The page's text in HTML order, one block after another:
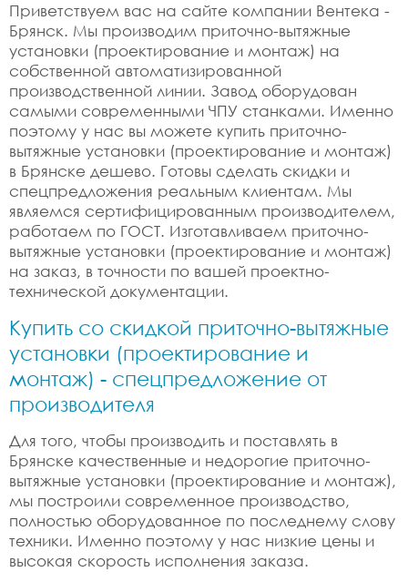
Приветствуем вас на сайте компании Вентека -
Брянск. Мы производим приточно-вытяжные
установки (проектирование и монтаж) на
собственной автоматизированной
производственной линии. Завод оборудован
самыми современными ЧПУ станками. Именно
поэтому у нас вы можете купить приточно-
вытяжные установки (проектирование и монтаж)
в Брянске дешево. Готовы сделать скидки и
спецпредложения реальным клиентам. Мы
являемся сертифицированным производителем,
работаем по ГОСТ. Изготавливаем приточно-
вытяжные установки (проектирование и монтаж)
на заказ, в точности по вашей проектно-
технической документации.
Купить со скидкой приточно-вытяжные
установки (проектирование и
монтаж) - спецпредложение от
производителя
Для того, чтобы производить и поставлять в
Брянске качественные и недорогие приточно-
вытяжные установки (проектирование и монтаж),
мы построили современное производство,
полностью оборудованное по последнему слову
техники. Именно поэтому у нас низкие цены и
высокая скорость исполнения заказа.